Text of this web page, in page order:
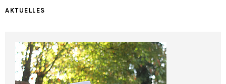
AKTUELLES